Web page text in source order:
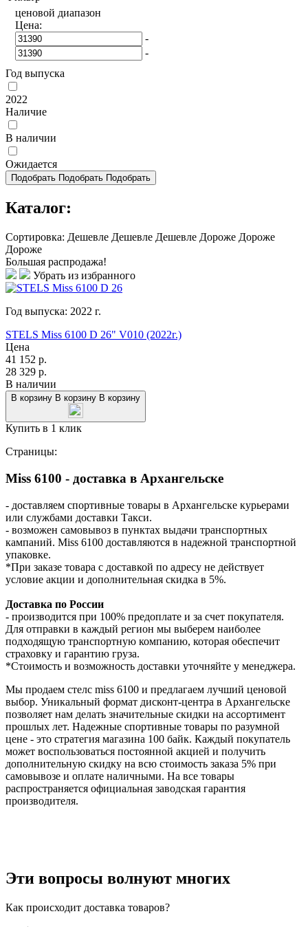
ценовой диапазон
Цена:
-
-
Год выпуска
2022
Наличие
В наличии
Ожидается
Подобрать Подобрать Подобрать
Каталог:
Сортировка: Дешевле Дешевле Дешевле Дороже Дороже
Дороже
Большая распродажа!
Убрать из избранного
Год выпуска: 2022 г.
STELS Miss 6100 D 26" V010 (2022г.)
Цена
41 152 р.
28 329 р.
В наличии
В корзину В корзину В корзину
Купить в 1 клик
Страницы:
Miss 6100 - доставка в Архангельске
- доставляем спортивные товары в Архангельске курьерами
или службами доставки Такси.
- возможен самовывоз в пунктах выдачи транспортных
кампаний. Miss 6100 доставляются в надежной транспортной
упаковке.
*При заказе товара с доставкой по адресу не действует
условие акции и дополнительная скидка в 5%.
Доставка по России
- производится при 100% предоплате и за счет покупателя.
Для отправки в каждый регион мы выберем наиболее
подходящую транспортную компанию, которая обеспечит
страховку и гарантию груза.
*Стоимость и возможность доставки уточняйте у менеджера.
Мы продаем стелс miss 6100 и предлагаем лучший ценовой
выбор. Уникальный формат дисконт-центра в Архангельске
позволяет нам делать значительные скидки на ассортимент
прошлых лет. Надежные спортивные товары по разумной
цене - это стратегия магазина 100 байк. Каждый покупатель
может воспользоваться постоянной акцией и получить
дополнительную скидку на всю стоимость заказа 5% при
самовывозе и оплате наличными. На все товары
распространяется официальная заводская гарантия
производителя.
Эти вопросы волнуют многих
Как происходит доставка товаров?